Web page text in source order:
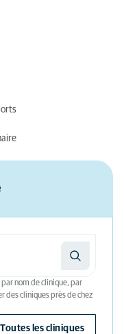
nom de clinique, par
des cliniques près de chez
Toutes les cliniques